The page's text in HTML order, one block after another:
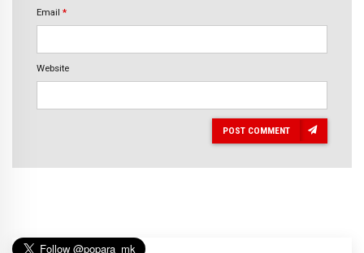
Email *
Website
POST COMMENT